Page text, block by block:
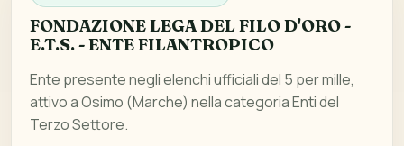
FONDAZIONE LEGA DEL FILO D'ORO -
E.T.S. - ENTE FILANTROPICO
Ente presente negli elenchi ufficiali del 5 per mille,
attivo a Osimo (Marche) nella categoria Enti del
Terzo Settore.